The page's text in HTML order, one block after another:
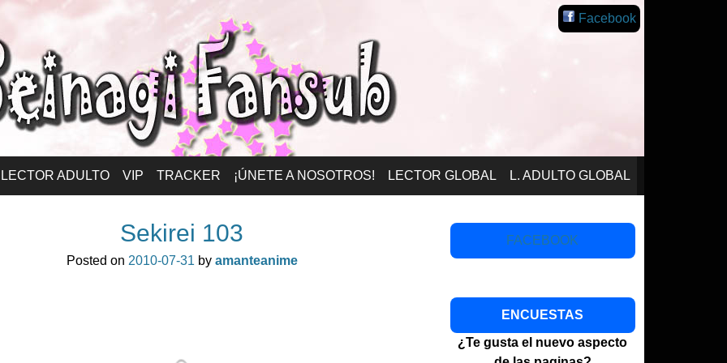
– Español Facebook
LECTOR ADULTO VIP TRACKER ¡ÚNETE A NOSOTROS! LECTOR GLOBAL L. ADULTO GLOBAL
Sekirei 103
Posted on 2010-07-31 by amanteanime
FACEBOOK
ENCUESTAS
¿Te gusta el nuevo aspecto